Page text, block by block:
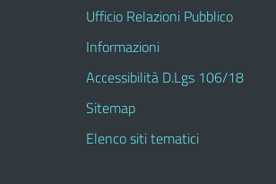
Ufficio Relazioni Pubblico
Informazioni
Accessibilità D.Lgs 106/18
Sitemap
Elenco siti tematici